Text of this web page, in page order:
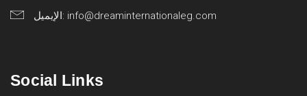
الإيميل: info@dreaminternationaleg.com
Social Links